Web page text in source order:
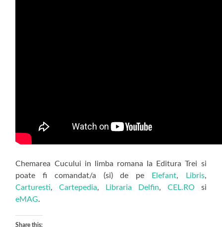
Chemarea Cucului in limba romana la Editura Trei si
poate fi comandat/a (si) de pe
Elefant, Libris,
Carturesti,Cartepedia, Libraria Delfin, CEL.RO si
eMAG.
Share this: